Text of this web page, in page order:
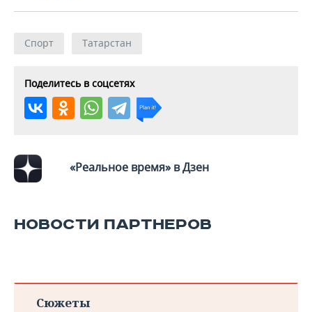
Спорт Татарстан
Поделитесь в соцсетях
«Реальное время» в Дзен
НОВОСТИ ПАРТНЕРОВ
Сюжеты